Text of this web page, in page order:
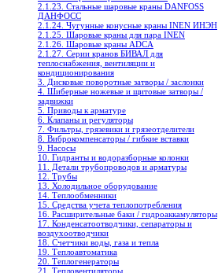
2.1.23. Стальные шаровые краны DANFOSS
ДАНФОСС
2.1.24. Чугунные конусные краны INEN ИНЭН
2.1.25. Шаровые краны для пара INEN
2.1.26. Шаровые краны ADCA
2.1.27. Серии кранов БИВАЛ для
теплоснабжения, вентиляции и
кондиционирования
3. Дисковые поворотные затворы / заслонки
4. Шиберные ножевые и щитовые затворы /
задвижки
5. Приводы к арматуре
6. Клапаны и регуляторы
7. Фильтры, грязевики и грязеотделители
8. Виброкомпенсаторы / гибкие вставки
9. Насосы
10. Гидранты и водоразборные колонки
11. Детали трубопроводов и арматуры
12. Трубы
13. Холодильное oборудование
14. Теплообменники
15. Средства учета теплопотребления
16. Расширительные баки / гидроаккамуляторы
17. Конденсатоотводчики, сепараторы и
воздухоотводчики
18. Счетчики воды, газа и тепла
19. Теплоавтоматика
20. Теплогенераторы
21. Тепловентиляторы